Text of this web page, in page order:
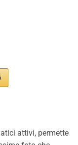
attivi, permette